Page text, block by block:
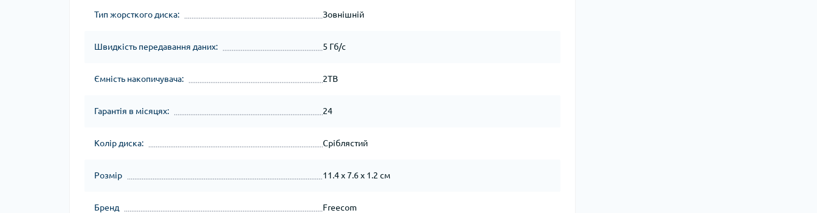
Тип жорсткого диска: Зовнішній
Швидкість передавання даних: 5 Гб/с
Ємність накопичувача: 2TB
Гарантія в місяцях: 24
Колір диска: Сріблястий
Розмір 11.4 x 7.6 x 1.2 см
Бренд Freecom